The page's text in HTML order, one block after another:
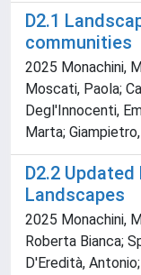
D2.1
communities
2025 Monachini,
Moscati, Paola;
Degl'Innocenti,
Marta;
D2.2
Landscapes
2025 Monachini,
Roberta Bianca;
D'Eredità,